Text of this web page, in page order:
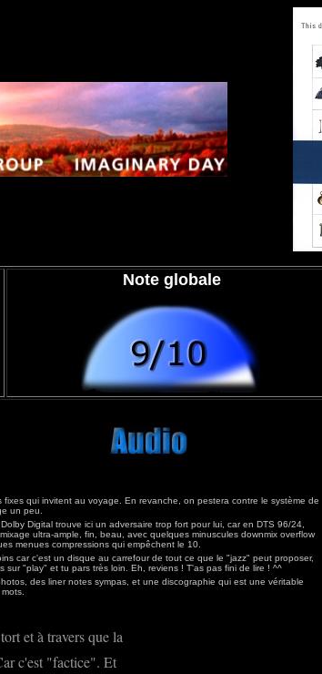
Note globale
fixes qui invitent au voyage. En revanche, on pestera contre le système de
un peu.
Digital trouve ici un adversaire trop fort pour lui, car en DTS 96/24,
ultra-ample, fin, beau, avec quelques minuscules downmix overflow
menues compressions qui empêchent le 10.
car c'est un disque au carrefour de tout ce que le "jazz" peut proposer,
sur "play" et tu pars très loin. Eh, reviens ! T'as pas fini de lire ! ^^
des liner notes sympas, et une discographie qui est une véritable
et à travers que la
c'est "factice". Et